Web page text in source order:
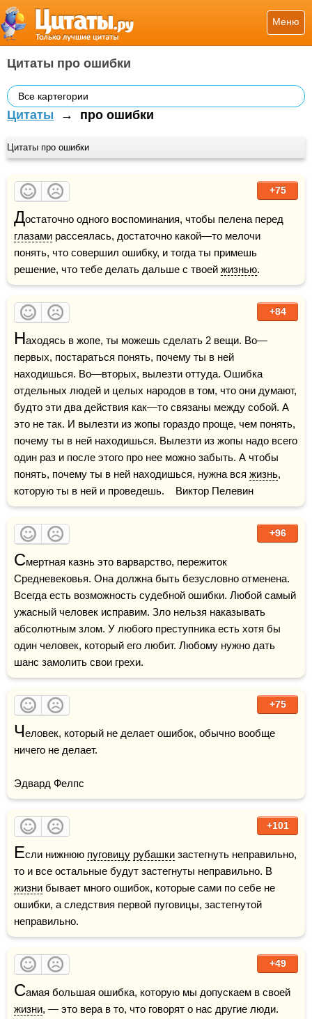
Меню
Цитаты про ошибки
Все картегории
Цитаты → про ошибки
Цитаты про ошибки
+75
Д
глазами рассеялась, достаточно какой—то мелочи
понять, что совершил ошибку, и тогда ты примешь
решение, что тебе делать дальше с твоей жизнью.
+84
Находясь в жопе, ты можешь сделать 2 вещи. Во—
первых, постараться понять, почему ты в ней
находишься. Во—вторых, вылезти оттуда. Ошибка
отдельных людей и целых народов в том, что они думают,
будто эти два действия как—то связаны между собой. А
это не так. И вылезти из жопы гораздо проще, чем понять,
почему ты в ней находишься. Вылезти из жопы надо всего
один раз и после этого про нее можно забыть. А чтобы
понять, почему ты в ней находишься, нужна вся жизнь,
которую ты в ней и проведешь.    Виктор Пелевин
+96
Смертная казнь это варварство, пережиток
Средневековья. Она должна быть безусловно отменена.
Всегда есть возможность судебной ошибки. Любой самый
ужасный человек исправим. Зло нельзя наказывать
абсолютным злом. У любого преступника есть хотя бы
один человек, который его любит. Любому нужно дать
шанс замолить свои грехи.
+75
Человек, который не делает ошибок, обычно вообще
ничего не делает.
Эдвард Фелпс
+101
Если нижнюю пуговицу рубашки застегнуть неправильно,
жизни бывает много ошибок, которые сами по себе не
ошибки, а следствия первой пуговицы, застегнутой
неправильно.
+49
С
жизни, — это вера в то, что говорят о нас другие люди.